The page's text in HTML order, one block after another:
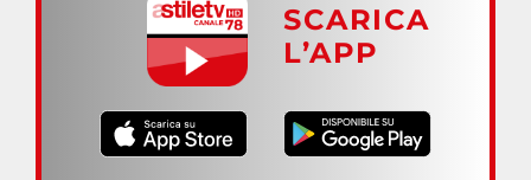
SCARICA
L’APP